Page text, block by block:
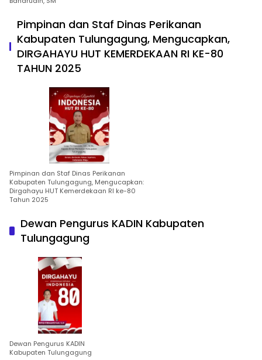
Pimpinan dan Staf Dinas Perikanan
Kabupaten Tulungagung, Mengucapkan,
DIRGAHAYU HUT KEMERDEKAAN RI KE-80
TAHUN 2025
Pimpinan dan Staf Dinas Perikanan
Kabupaten Tulungagung, Mengucapkan:
Dirgahayu HUT Kemerdekaan RI ke-80
Tahun 2025
Dewan Pengurus KADIN Kabupaten
Tulungagung
Dewan Pengurus KADIN
Kabupaten Tulungagung